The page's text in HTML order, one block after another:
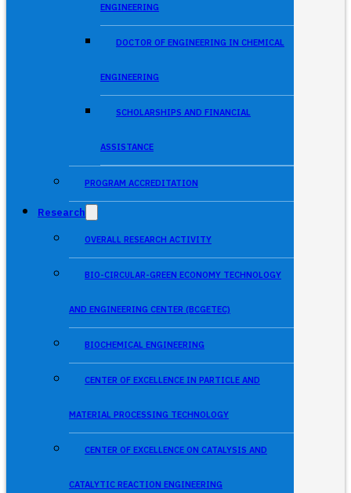
ENGINEERING
DOCTOR OF ENGINEERING IN CHEMICAL
ENGINEERING
SCHOLARSHIPS AND FINANCIAL
ASSISTANCE
PROGRAM ACCREDITATION
Research
OVERALL RESEARCH ACTIVITY
BIO-CIRCULAR-GREEN ECONOMY TECHNOLOGY
AND ENGINEERING CENTER (BCGETEC)
BIOCHEMICAL ENGINEERING
CENTER OF EXCELLENCE IN PARTICLE AND
MATERIAL PROCESSING TECHNOLOGY
CENTER OF EXCELLENCE ON CATALYSIS AND
CATALYTIC REACTION ENGINEERING